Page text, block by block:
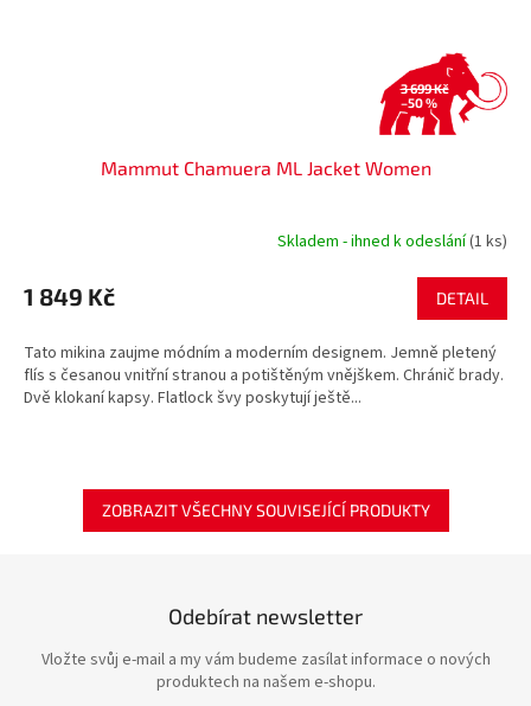
3 699 Kč
–50 %
Mammut Chamuera ML Jacket Women
Skladem - ihned k odeslání(1 ks)
1 849 Kč DETAIL
Tato mikina zaujme módním a moderním designem. Jemně pletený
flís s česanou vnitřní stranou a potištěným vnějškem. Chránič brady.
Dvě klokaní kapsy. Flatlock švy poskytují ještě...
ZOBRAZIT VŠECHNY SOUVISEJÍCÍ PRODUKTY
Odebírat newsletter
Vložte svůj e-mail a my vám budeme zasílat informace o nových
produktech na našem e-shopu.